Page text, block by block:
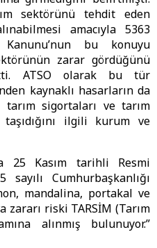
sektörünü tehdit eden
amacıyla 5363
Kanunu’nun bu konuyu
zarar gördüğünü
ATSO olarak bu tür
kaynaklı hasarların da
tarım sigortaları ve tarım
ilgili kurum ve
25 Kasım tarihli Resmi
sayılı Cumhurbaşkanlığı
mandalina, portakal ve
zararı riski TARSİM (Tarım
alınmış bulunuyor.”